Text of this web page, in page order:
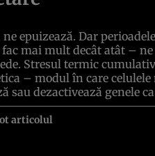
ne epuizează. Dar
mai mult decât atât –
Stresul termic
– modul în care celulele
sau dezactivează genele
articolul